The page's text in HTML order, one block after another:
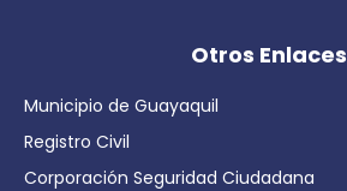
Otros Enlaces
Municipio de Guayaquil
Registro Civil
Corporación Seguridad Ciudadana